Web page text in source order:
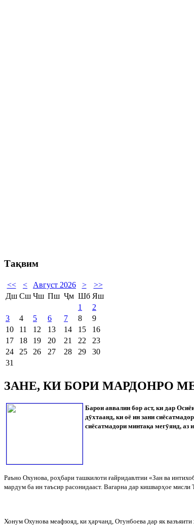
Тақвим
<< < Август 2026 >
>>
Дш Сш Чш Пш Ҷм Шб Яш
1
2
3
4 5 6 7 8
9
10
11 12 13 14 15
16
17
18 19 20 21 22
23
24
25 26 27 28 29
30
31
ЗАНЕ, КИ БОРИ МАРДОНРО
Барои аввалин бор аст, ки дар
дӯхтаанд, ки оё ин зани
сиёсатмадори минтақа мегӯянд, аз
Раъно Охунова, роҳбари ташкилоти ғайридавлтии «Зан ва
мардум ба ин таъсир расонидааст. Вагарна дар кишварҳое мисли
Хонум Охунова меафзояд, ки ҳарчанд, Отунбоева дар як